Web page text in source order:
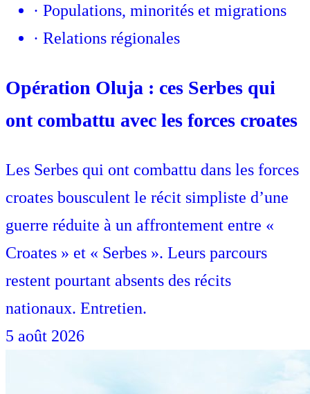
· Populations, minorités et migrations
· Relations régionales
Opération Oluja : ces Serbes qui
ont combattu avec les forces croates
Les Serbes qui ont combattu dans les forces
croates bousculent le récit simpliste d’une
guerre réduite à un affrontement entre «
Croates » et « Serbes ». Leurs parcours
restent pourtant absents des récits
nationaux. Entretien.
5 août 2026